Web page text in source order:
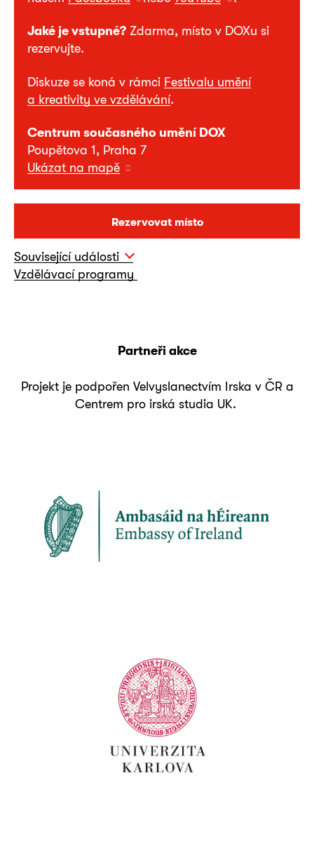
Jaké je vstupné? Zdarma, místo v DOXu si
rezervujte.
Diskuze se koná v rámci Festivalu umění
a kreativity ve vzdělávání.
Centrum současného umění DOX
Poupětova 1, Praha 7
Ukázat na mapě
Rezervovat místo
Související události
Vzdělávací programy
Partneři akce
Projekt je podpořen Velvyslanectvím Irska v ČR a
Centrem pro irská studia UK.